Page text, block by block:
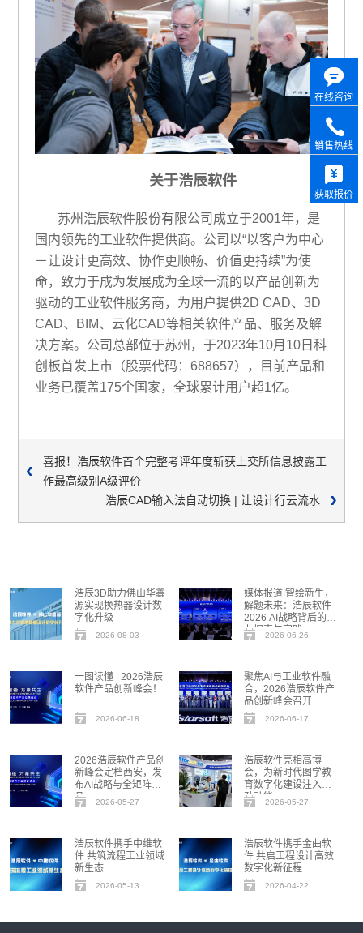
关于浩辰软件
苏州浩辰软件股份有限公司成立于2001年，是
国内领先的工业软件提供商。公司以“以客户为中心
－让设计更高效、协作更顺畅、价值更持续”为使
命，致力于成为发展成为全球一流的以产品创新为
驱动的工业软件服务商，为用户提供2D CAD、3D
CAD、BIM、云化CAD等相关软件产品、服务及解
决方案。公司总部位于苏州，于2023年10月10日科
创板首发上市（股票代码：688657），目前产品和
业务已覆盖175个国家，全球累计用户超1亿。
喜报！浩辰软件首个完整考评年度斩获上交所信息披露工
作最高级别A级评价
浩辰CAD输入法自动切换 | 让设计行云流水
浩辰3D助力佛山华鑫
源实现换热器设计数
字化升级
2026-08-03
媒体报道|智绘新生，
解题未来：浩辰软件
2026 AI战略背后的行
业探索与实践
2026-06-26
一图读懂 | 2026浩辰
软件产品创新峰会！
2026-06-18
聚焦AI与工业软件融
合，2026浩辰软件产
品创新峰会召开
2026-06-17
2026浩辰软件产品创
新峰会定档西安，发
布AI战略与全矩阵新
品
2026-05-27
浩辰软件亮相高博
会，为新时代图学教
育数字化建设注入强
劲动能2026-05-27
浩辰软件携手中维软
件 共筑流程工业领域
新生态
2026-05-13
浩辰软件携手金曲软
件 共启工程设计高效
数字化新征程
2026-04-22
在线咨询
销售热线
获取报价